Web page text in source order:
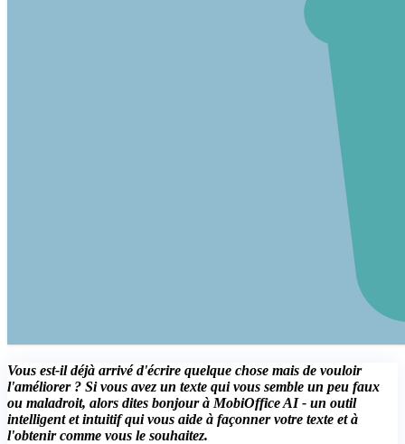
Vous est-il déjà arrivé d'écrire quelque chose mais de vouloir
l'améliorer ? Si vous avez un texte qui vous semble un peu faux
ou maladroit, alors dites bonjour à MobiOffice AI - un outil
intelligent et intuitif qui vous aide à façonner votre texte et à
l'obtenir comme vous le souhaitez.